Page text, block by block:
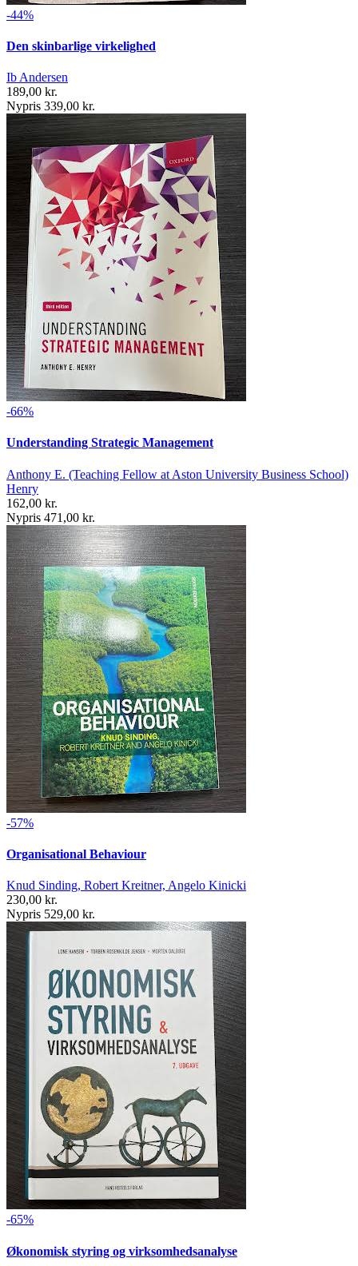
-44%
Den skinbarlige virkelighed
Ib Andersen
189,00 kr.
Nypris 339,00 kr.
-66%
Understanding Strategic Management
Anthony E. (Teaching Fellow at Aston University Business School)
Henry
162,00 kr.
Nypris 471,00 kr.
-57%
Organisational Behaviour
Knud Sinding, Robert Kreitner, Angelo Kinicki
230,00 kr.
Nypris 529,00 kr.
-65%
Økonomisk styring og virksomhedsanalyse